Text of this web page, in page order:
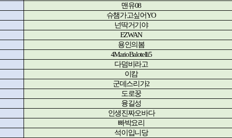
맨유08
슈챔가고싶어YO
넌딱거기야
EZWAN
용인의봄
4MarioBalotelli5
다덤비라고
이캄
군데스리가2
도로꿍
융길성
인생진짜오바다
빠박요리
석이입니당